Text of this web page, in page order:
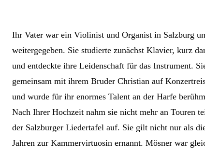
Ihr Vater war ein Violinist und Organist in Salzburg
weitergegeben. Sie studierte zunächst Klavier, kurz
und entdeckte ihre Leidenschaft für das Instrument.
gemeinsam mit ihrem Bruder Christian auf
und wurde für ihr enormes Talent an der Harfe
Nach Ihrer Hochzeit nahm sie nicht mehr an Touren
der Salzburger Liedertafel auf. Sie gilt nicht nur als
Jahren zur Kammervirtuosin ernannt. Mösner war